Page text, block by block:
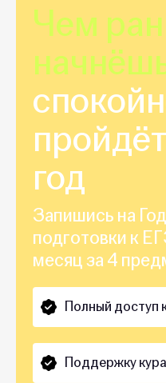
Чем
год
Запишись на
подготовки к
месяц за 4
Полный доступ
Поддержку